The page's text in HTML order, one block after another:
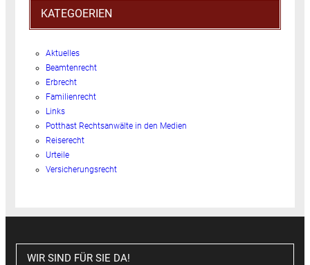
KATEGOERIEN
Aktuelles
Beamtenrecht
Erbrecht
Familienrecht
Links
Potthast Rechtsanwälte in den Medien
Reiserecht
Urteile
Versicherungsrecht
WIR SIND FÜR SIE DA!